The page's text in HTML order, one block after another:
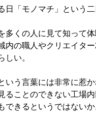
日「モノマチ」という
多くの人に見て知って
内の職人やクリエイタ
しい。
いう言葉には非常に惹
ることのできない工場
できるというではないか